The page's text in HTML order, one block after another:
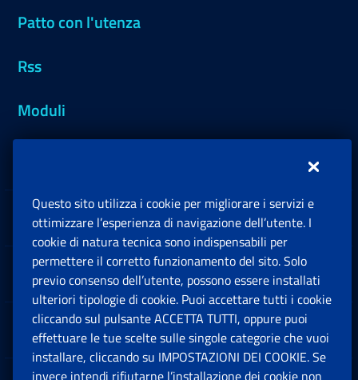
Patto con l'utenza
Rss
Moduli
Sedi e Contatti
Software
Note Legali
Questo sito utilizza i cookie per migliorare i servizi e
ottimizzare l’esperienza di navigazione dell’utente. I
cookie di natura tecnica sono indispensabili per
permettere il corretto funzionamento del sito. Solo
previo consenso dell’utente, possono essere installati
ulteriori tipologie di cookie. Puoi accettare tutti i cookie
cliccando sul pulsante ACCETTA TUTTI, oppure puoi
effettuare le tue scelte sulle singole categorie che vuoi
installare, cliccando su IMPOSTAZIONI DEI COOKIE. Se
invece intendi rifiutarne l’installazione dei cookie non